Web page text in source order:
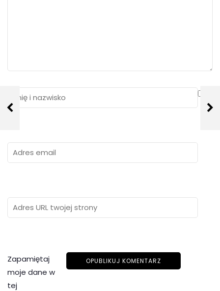
Zapamiętaj
moje dane w
tej